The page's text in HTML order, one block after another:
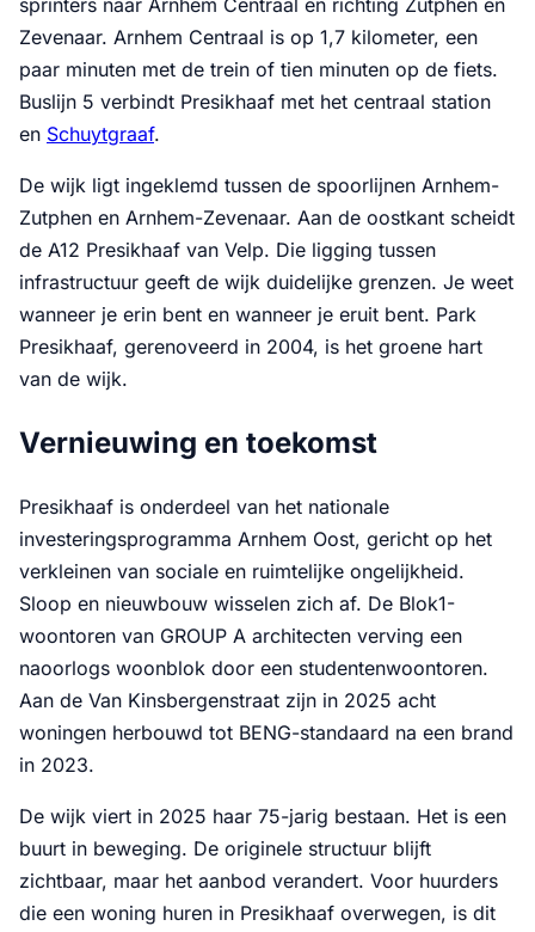
sprinters naar Arnhem Centraal en richting Zutphen en
Zevenaar. Arnhem Centraal is op 1,7 kilometer, een
paar minuten met de trein of tien minuten op de fiets.
Buslijn 5 verbindt Presikhaaf met het centraal station
en Schuytgraaf.
De wijk ligt ingeklemd tussen de spoorlijnen Arnhem-
Zutphen en Arnhem-Zevenaar. Aan de oostkant scheidt
de A12 Presikhaaf van Velp. Die ligging tussen
infrastructuur geeft de wijk duidelijke grenzen. Je weet
wanneer je erin bent en wanneer je eruit bent. Park
Presikhaaf, gerenoveerd in 2004, is het groene hart
van de wijk.
Vernieuwing en toekomst
Presikhaaf is onderdeel van het nationale
investeringsprogramma Arnhem Oost, gericht op het
verkleinen van sociale en ruimtelijke ongelijkheid.
Sloop en nieuwbouw wisselen zich af. De Blok1-
woontoren van GROUP A architecten verving een
naoorlogs woonblok door een studentenwoontoren.
Aan de Van Kinsbergenstraat zijn in 2025 acht
woningen herbouwd tot BENG-standaard na een brand
in 2023.
De wijk viert in 2025 haar 75-jarig bestaan. Het is een
buurt in beweging. De originele structuur blijft
zichtbaar, maar het aanbod verandert. Voor huurders
die een woning huren in Presikhaaf overwegen, is dit